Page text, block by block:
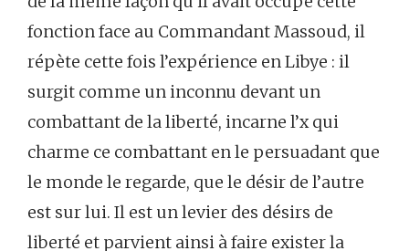
fonction face au Commandant Massoud, il
répète cette fois l’expérience en Libye : il
surgit comme un inconnu devant un
combattant de la liberté, incarne l’x qui
charme ce combattant en le persuadant que
le monde le regarde, que le désir de l’autre
est sur lui. Il est un levier des désirs de
liberté et parvient ainsi à faire exister la